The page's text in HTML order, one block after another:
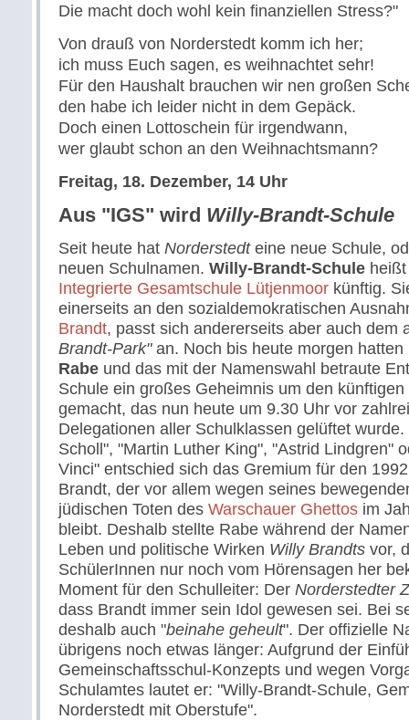
Die macht doch wohl kein finanziellen Stress?"
Von drauß von Norderstedt komm ich her;
ich muss Euch sagen, es weihnachtet sehr!
Für den Haushalt brauchen wir nen großen
den habe ich leider nicht in dem Gepäck.
Doch einen Lottoschein für irgendwann,
wer glaubt schon an den Weihnachtsmann?
Freitag, 18. Dezember, 14 Uhr
Aus "IGS" wird Willy-Brandt-Schule
Seit heute hat Norderstedteine neue Schule,
neuen Schulnamen. Willy-Brandt-Schule
Integrierte Gesamtschule Lütjenmoor künftig.
einerseits an den sozialdemokratischen
Brandt, passt sich andererseits aber auch dem
Brandt-Park"an. Noch bis heute morgen
Rabe und das mit der Namenswahl betraute
Schule ein großes Geheimnis um den
gemacht, das nun heute um 9.30 Uhr vor
Delegationen aller Schulklassen gelüftet
Scholl", "Martin Luther King", "Astrid Lindgren"
Vinci" entschied sich das Gremium für den
Brandt, der vor allem wegen seines
jüdischen Toten des Warschauer Ghettos im
bleibt. Deshalb stellte Rabe während der
Leben und politische Wirken Willy Brandts vor,
SchülerInnen nur noch vom Hörensagen her
Moment für den Schulleiter: Der Norderstedter
dass Brandt immer sein Idol gewesen sei. Bei
deshalb auch "beinahe geheult". Der offizielle
übrigens noch etwas länger: Aufgrund der
Gemeinschaftsschul-Konzepts und wegen
Schulamtes lautet er: "Willy-Brandt-Schule,
Norderstedt mit Oberstufe".